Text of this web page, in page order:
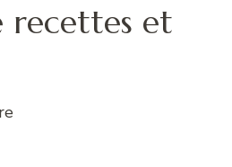
recettes et